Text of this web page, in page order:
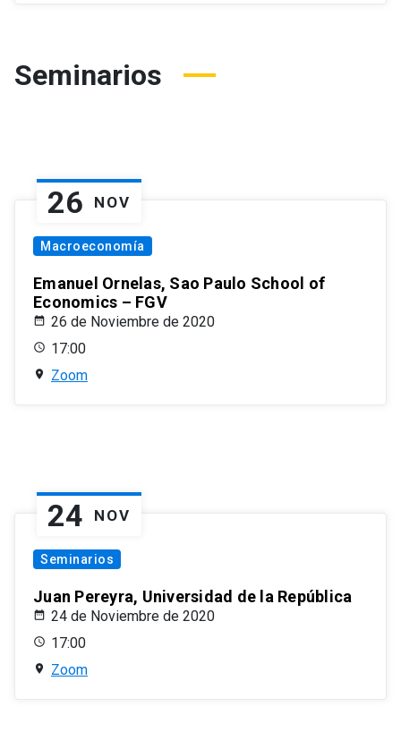
Seminarios
26 NOV
Macroeconomía
Emanuel Ornelas, Sao Paulo School of
Economics – FGV
26 de Noviembre de 2020
17:00
Zoom
24 NOV
Seminarios
Juan Pereyra, Universidad de la República
24 de Noviembre de 2020
17:00
Zoom